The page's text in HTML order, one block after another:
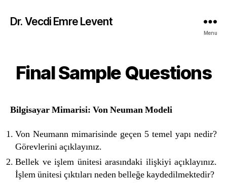
Dr. Vecdi Emre Levent
Menu
Categories
Final Sample Questions
Bilgisayar Mimarisi: Von Neuman Modeli
Von Neumann mimarisinde geçen 5 temel yapı nedir?
Görevlerini açıklayınız.
Bellek ve işlem ünitesi arasındaki ilişkiyi açıklayınız.
İşlem ünitesi çıktıları neden belleğe kaydedilmektedir?